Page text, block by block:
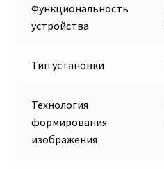
Функциональность
устройства
Тип установки
Технология
формирования
изображения